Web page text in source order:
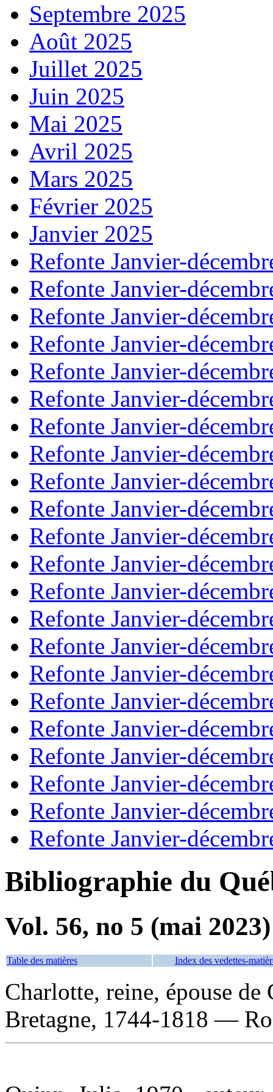
Septembre 2025
Août 2025
Juillet 2025
Juin 2025
Mai 2025
Avril 2025
Mars 2025
Février 2025
Janvier 2025
Refonte Janvier-
Refonte Janvier-
Refonte Janvier-
Refonte Janvier-
Refonte Janvier-
Refonte Janvier-
Refonte Janvier-
Refonte Janvier-
Refonte Janvier-
Refonte Janvier-
Refonte Janvier-
Refonte Janvier-
Refonte Janvier-
Refonte Janvier-
Refonte Janvier-
Refonte Janvier-
Refonte Janvier-
Refonte Janvier-
Refonte Janvier-
Refonte Janvier-
Refonte Janvier-
Refonte Janvier-
Bibliographie du
Vol. 56, no 5 (mai 2023)
Table des matières Index des vedettes-
Charlotte, reine, épouse
Bretagne, 1744-1818 —